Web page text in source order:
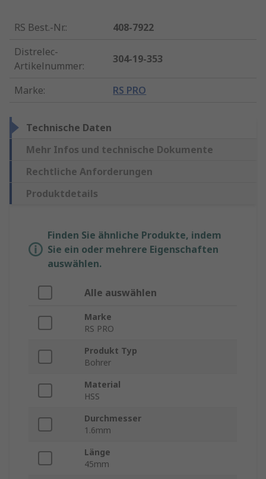
RS Best.-Nr.:
408-7922
Distrelec-
Artikelnummer:
304-19-353
Marke: RS PRO
Technische Daten
Mehr Infos und technische Dokumente
Rechtliche Anforderungen
Produktdetails
Finden Sie ähnliche Produkte, indem
Sie ein oder mehrere Eigenschaften
auswählen.
Alle auswählen
Marke
RS PRO
Produkt Typ
Bohrer
Material
HSS
Durchmesser
1.6mm
Länge
45mm